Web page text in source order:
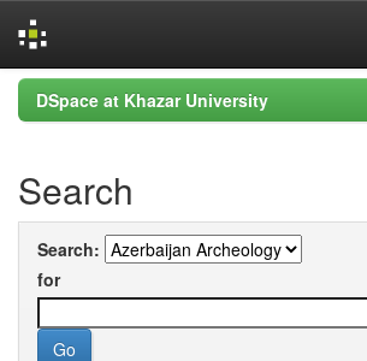
Skip
navigation
DSpace at Khazar University
Search
Search:
for